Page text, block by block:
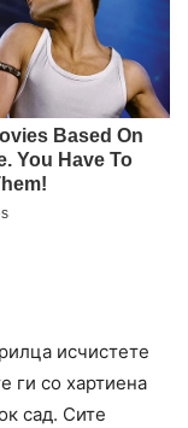
исчистете
ги со хартиена
сад. Сите